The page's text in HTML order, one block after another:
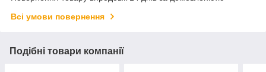
Всі умови повернення
Подібні товари компанії